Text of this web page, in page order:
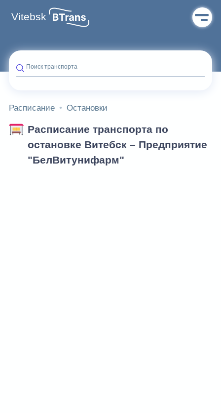
Vitebsk
Поиск транспорта
Расписание Остановки
Расписание транспорта по
остановке Витебск – Предприятие
"БелВитунифарм"